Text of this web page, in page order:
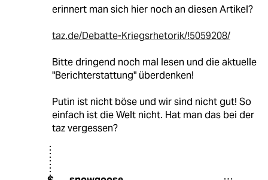
erinnert man sich hier noch an diesen Artikel?
taz.de/Debatte-Kriegsrhetorik/!5059208/
Bitte dringend noch mal lesen und die aktuelle
"Berichterstattung" überdenken!
Putin ist nicht böse und wir sind nicht gut! So
einfach ist die Welt nicht. Hat man das bei der
taz vergessen?